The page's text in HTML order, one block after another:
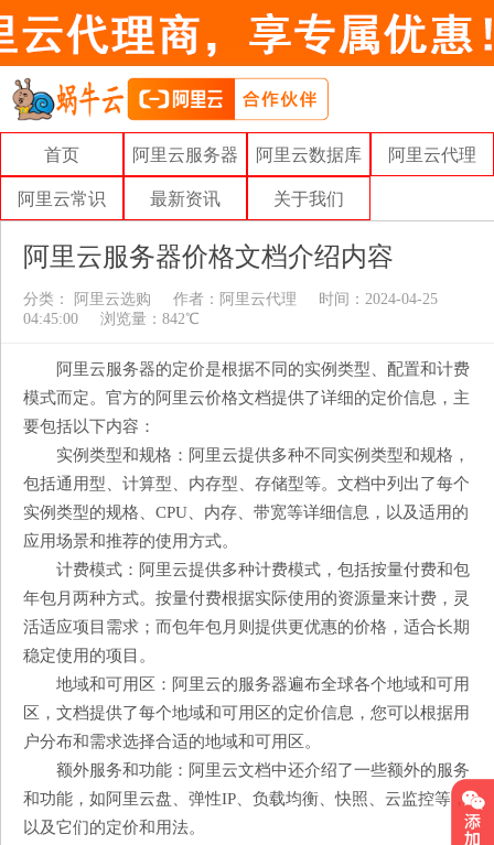
首页 阿里云服务器 阿里云数据库 阿里云代理
阿里云常识 最新资讯 关于我们
阿里云服务器价格文档介绍内容
分类： 阿里云选购 作者： 阿里云代理
时间：2024-04-25
04:45:00
浏览量：842℃
阿里云服务器的定价是根据不同的实例类型、配置和计费
模式而定。官方的阿里云价格文档提供了详细的定价信息，主
要包括以下内容：
实例类型和规格：阿里云提供多种不同实例类型和规格，
包括通用型、计算型、内存型、存储型等。文档中列出了每个
实例类型的规格、CPU、内存、带宽等详细信息，以及适用的
应用场景和推荐的使用方式。
计费模式：阿里云提供多种计费模式，包括按量付费和包
年包月两种方式。按量付费根据实际使用的资源量来计费，灵
活适应项目需求；而包年包月则提供更优惠的价格，适合长期
稳定使用的项目。
地域和可用区：阿里云的服务器遍布全球各个地域和可用
区，文档提供了每个地域和可用区的定价信息，您可以根据用
户分布和需求选择合适的地域和可用区。
额外服务和功能：阿里云文档中还介绍了一些额外的服务
和功能，如阿里云盘、弹性IP、负载均衡、快照、云监控等，
以及它们的定价和用法。